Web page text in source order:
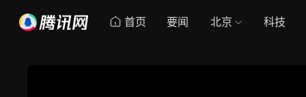
首页 要闻 北京 科技